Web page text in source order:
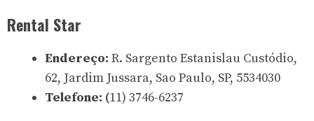
Rental Star
Endereço: R. Sargento Estanislau Custódio,
62, Jardim Jussara, Sao Paulo, SP, 5534030
Telefone: (11) 3746-6237